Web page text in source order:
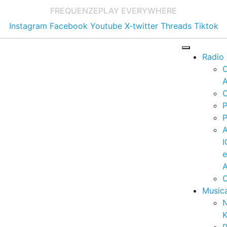
FREQUENZEPLAY EVERYWHERE
Instagram Facebook Youtube X-twitter Threads Tiktok
Radio
e